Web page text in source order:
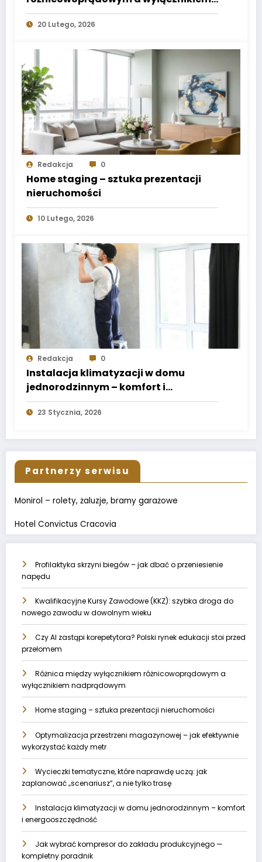
nadprądowym
20 Lutego, 2026
Redakcja 0
Home staging – sztuka prezentacji
nieruchomości
10 Lutego, 2026
Redakcja 0
Instalacja klimatyzacji w domu
jednorodzinnym – komfort i
energooszczędność
23 Stycznia, 2026
Partnerzy serwisu
Monirol – rolety, żaluzje, bramy garażowe
Hotel Convictus Cracovia
Profilaktyka skrzyni biegów – jak dbać o przeniesienie
napędu
Kwalifikacyjne Kursy Zawodowe (KKZ): szybka droga do
nowego zawodu w dowolnym wieku
Czy AI zastąpi korepetytora? Polski rynek edukacji stoi przed
przełomem
Różnica między wyłącznikiem różnicowoprądowym a
wyłącznikiem nadprądowym
Home staging – sztuka prezentacji nieruchomości
Optymalizacja przestrzeni magazynowej – jak efektywnie
wykorzystać każdy metr
Wycieczki tematyczne, które naprawdę uczą: jak
zaplanować „scenariusz”, a nie tylko trasę
Instalacja klimatyzacji w domu jednorodzinnym – komfort
i energooszczędność
Jak wybrać kompresor do zakładu produkcyjnego —
kompletny poradnik